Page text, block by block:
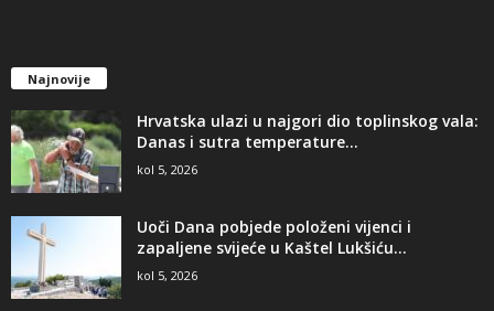
Najnovije
Hrvatska ulazi u najgori dio toplinskog vala:
Danas i sutra temperature...
kol 5, 2026
Uoči Dana pobjede položeni vijenci i
zapaljene svijeće u Kaštel Lukšiću...
kol 5, 2026